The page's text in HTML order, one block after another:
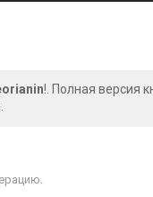
!. Полная версия